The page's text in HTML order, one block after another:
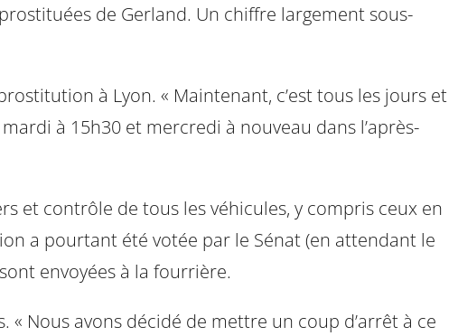
de Gerland. Un chiffre largement sous-
à Lyon. « Maintenant, c’est tous les jours et
à 15h30 et mercredi à nouveau dans l’après-
et contrôle de tous les véhicules, y compris ceux en
a pourtant été votée par le Sénat (en attendant le
envoyées à la fourrière.
« Nous avons décidé de mettre un coup d’arrêt à ce